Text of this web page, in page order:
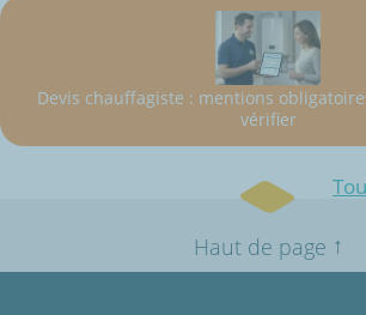
Devis chauffagiste : mentions
vérifier
Haut de page ↑